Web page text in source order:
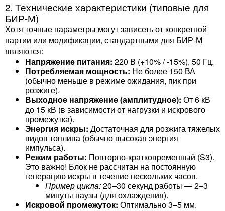
2. Технические характеристики (типовые для
БИР-М)
Хотя точные параметры могут зависеть от конкретной
партии или модификации, стандартными для БИР-М
являются:
Напряжение питания: 220 В (+10% / -15%), 50 Гц.
Потребляемая мощность: Не более 150 ВА
(обычно меньше в режиме ожидания, пик при
розжиге).
Выходное напряжение (амплитудное): От 6 кВ
до 15 кВ (в зависимости от нагрузки и искрового
промежутка).
Энергия искры: Достаточная для розжига тяжелых
видов топлива (обычно высокая энергия
импульса).
Режим работы: Повторно-кратковременный (S3).
Это важно! Блок не рассчитан на постоянную
генерацию искры в течение нескольких часов.
Пример цикла:20–30 секунд работы — 2–3
минуты паузы (для охлаждения).
Искровой промежуток: Оптимально 3–5 мм.